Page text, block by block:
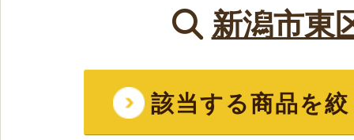
新潟市東
該当する商品を